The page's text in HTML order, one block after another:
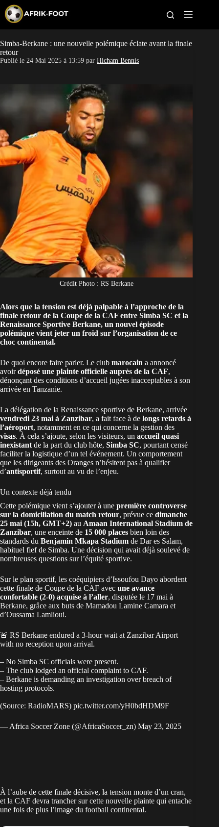
p
t
o
c
o
CAN féminine
Pays
Clubs
Classement
Paris sportifs
Simba-Berkane : une nouvelle polémique éclate avant la finale
retour
Publié le 24 Mai 2025 à 13:59 par Hicham Bennis
Crédit Photo : RS Berkane
Alors que la tension est déjà palpable à l’approche de la
finale retour de la Coupe de la CAF entre Simba SC et la
Renaissance Sportive Berkane, un nouvel épisode
polémique vient jeter un froid sur l’organisation de ce
choc continental.
De quoi encore faire parler. Le club marocain a annoncé
avoirdéposé une plainte officielle auprès de la CAF,
dénonçant des conditions d’accueil jugées inacceptables à son
arrivée en Tanzanie.
La délégation de la Renaissance sportive de Berkane, arrivée
vendredi 23 mai à Zanzibar, a fait face à de longs retards à
l’aéroport, notamment en ce qui concerne la gestion des
visas. À cela s’ajoute, selon les visiteurs, un accueil quasi
inexistant de la part du club hôte, Simba SC, pourtant censé
faciliter la logistique d’un tel événement. Un comportement
que les dirigeants des Oranges n’hésitent pas à qualifier
d’antisportif, surtout au vu de l’enjeu.
Un contexte déjà tendu
Cette polémique vient s’ajouter à une première controverse
sur la domiciliation du match retour, prévue ce dimanche
25 mai (15h, GMT+2) au Amaan International Stadium de
Zanzibar, une enceinte de 15 000 places bien loin des
standards du Benjamin Mkapa Stadium de Dar es Salam,
habituel fief de Simba. Une décision qui avait déjà soulevé de
nombreuses questions sur l’équité sportive.
Sur le plan sportif, les coéquipiers d’Issoufou Dayo abordent
cette finale de Coupe de la CAF avec une avance
confortable (2-0) acquise à l’aller, disputée le 17 mai à
Berkane, grâce aux buts de Mamadou Lamine Camara et
d’Oussama Lamlioui.
🚨 RS Berkane endured a 3-hour wait at Zanzibar Airport
with no reception upon arrival.
– No Simba SC officials were present.
– The club lodged an official complaint to CAF.
– Berkane is demanding an investigation over breach of
hosting protocols.
(Source: RadioMARS) pic.twitter.com/yH0bdHDM9F
— Africa Soccer Zone (@AfricaSoccer_zn) May 23, 2025
À l’aube de cette finale décisive, la tension monte d’un cran,
et la CAF devra trancher sur cette nouvelle plainte qui entache
une fois de plus l’image du football continental.